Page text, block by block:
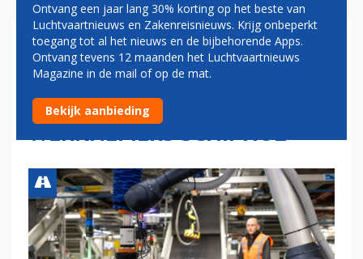
FNV EIST
SCHADEVERGOEDING KLM
OM OVERBELASTING
WERKNEMERS SCHIPHOL
Ontvang een jaar lang 30% korting op het beste van
Luchtvaartnieuws en Zakenreisnieuws. Krijg onbeperkt
toegang tot al het nieuws en de bijbehorende Apps.
Ontvang tevens 12 maanden het Luchtvaartnieuws
Magazine in de mail of op de mat.
Bekijk aanbieding